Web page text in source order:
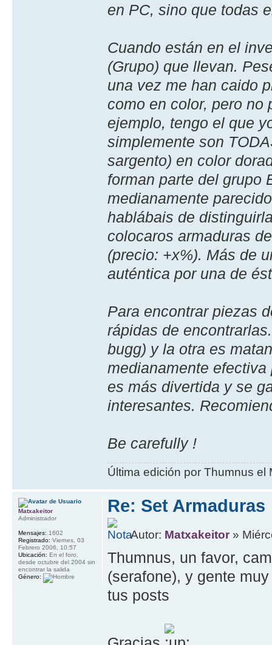
en PC, sino que todas
Cuando están en el
(Grupo) que llevan.
una vez me han caido
como en color, pero no
ejemplo, tengo el que
simplemente son
sargento) en color
forman parte del grupo
medianamente
hablábais de
colocaros armaduras
(precio: +x%). Más de
auténtica por una de
Para encontrar piezas
rápidas de
bugg) y la otra es
medianamente
es más divertida y se
interesantes.
Be carefully !
Última edición por Thumnus
Re: Set Armaduras
Autor: Matxakeitor »
Thumnus, un favor,
(serafone), y gente
tus posts
Matxakeitor
Administrador
Mensajes: 1602
Registrado: Viernes, 03
Febrero 2006, 10:57
Ubicación: En el foro,
desde octubre del 2004 sin
encontrar la salida
Género: